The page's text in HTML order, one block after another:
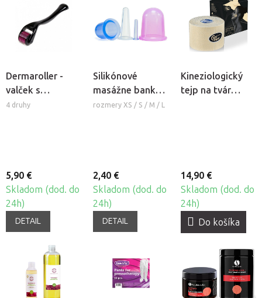
Dermaroller -
valček s
mikroihlami
4 druhy
5,90 €
Skladom (dod. do
24h)
DETAIL
Silikónové
masážne banky
Fabulo Bell
rozmery XS / S / M / L
2,40 €
Skladom (dod. do
24h)
DETAIL
Kineziologický
tejp na tvár
14,90 €
Skladom (dod. do
24h)
Do košíka